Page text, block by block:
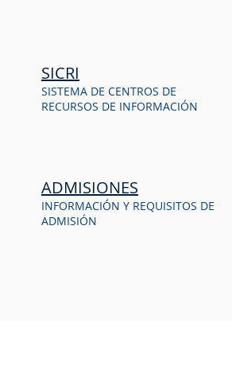
SICRI
SISTEMA DE CENTROS DE
RECURSOS DE INFORMACIÓN
ADMISIONES
INFORMACIÓN Y REQUISITOS DE
ADMISIÓN